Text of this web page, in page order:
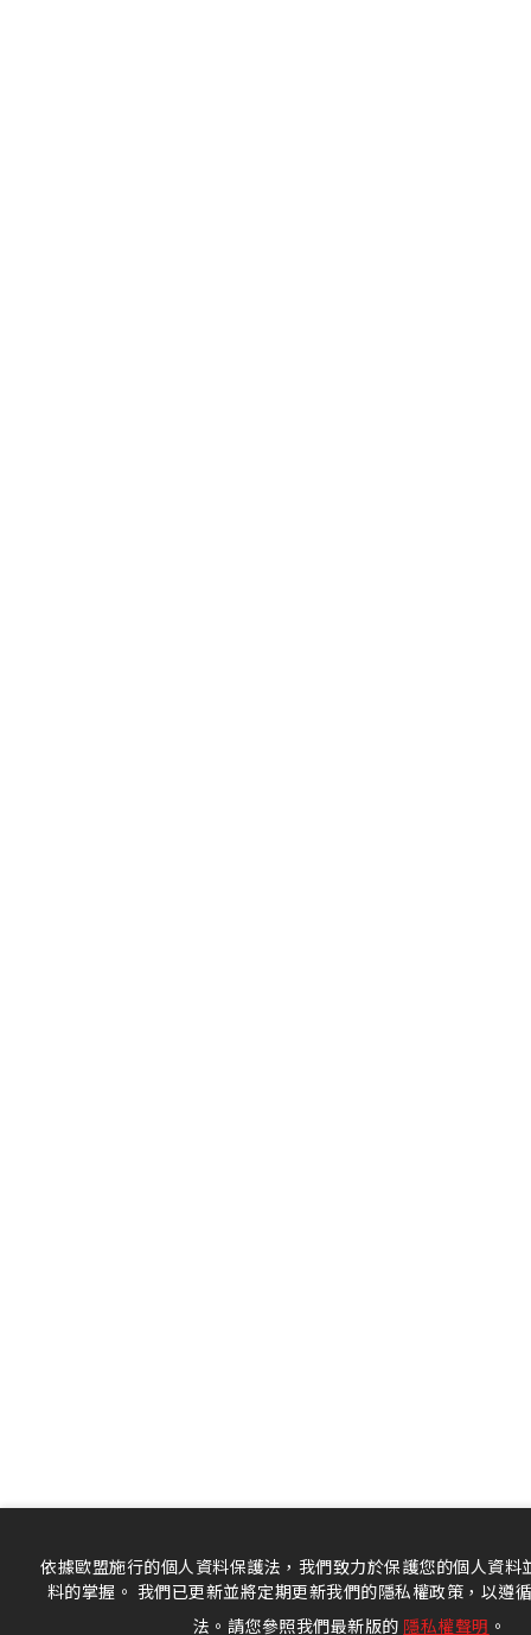
依據歐盟施行的個人資料保護法，我們致力於保護您的個人資料
料的掌握。 我們已更新並將定期更新我們的隱私權政策，以遵
法。請您參照我們最新版的 隱私權聲明 。